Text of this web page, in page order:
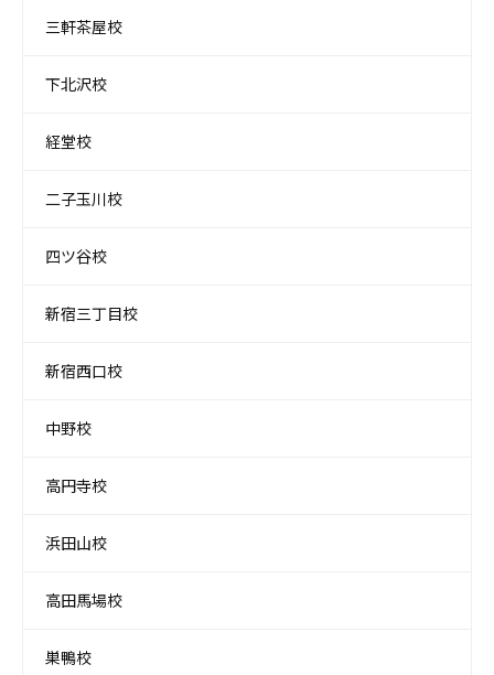
三軒茶屋校
下北沢校
経堂校
二子玉川校
四ツ谷校
新宿三丁目校
新宿西口校
中野校
高円寺校
浜田山校
高田馬場校
巣鴨校